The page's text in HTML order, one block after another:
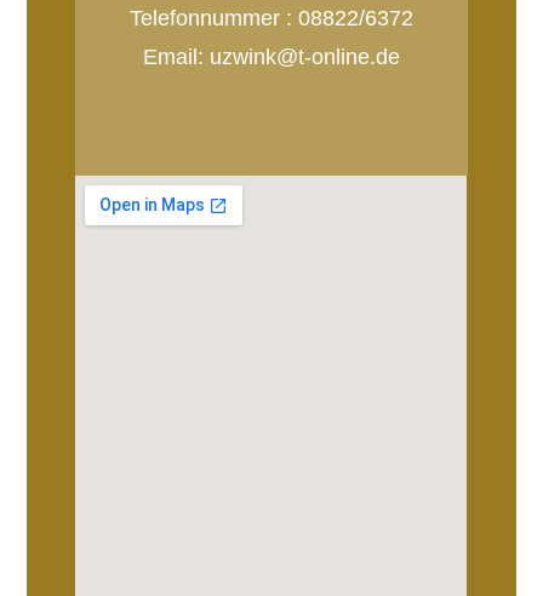
Telefonnummer : 08822/6372
Email: uzwink@t-online.de